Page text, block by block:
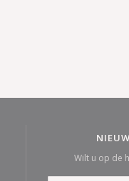
Wilt u op de